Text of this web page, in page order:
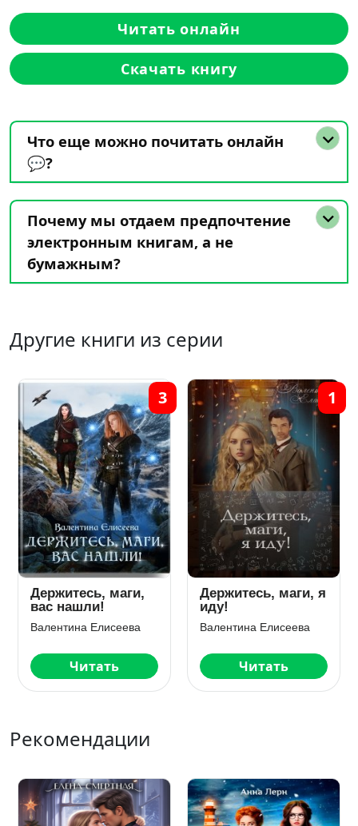
Читать онлайн
Скачать книгу
Что еще можно почитать онлайн
💬?
Почему мы отдаем предпочтение
электронным книгам, а не
бумажным?
Другие книги из серии
Держитесь, маги,
вас нашли!
Валентина Елисеева
Читать
3
Держитесь, маги, я
иду!
Валентина Елисеева
Читать
1
Рекомендации